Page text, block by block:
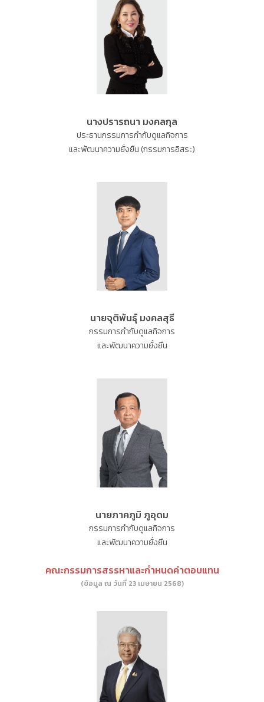
นางปรารถนา มงคลกุล
ประธานกรรมการกำกับดูแลกิจการ
และพัฒนาความยั่งยืน (กรรมการอิสระ)
นายจุติพันธุ์ มงคลสุธี
กรรมการกำกับดูแลกิจการ
และพัฒนาความยั่งยืน
นายภาคภูมิ ภูอุดม
กรรมการกำกับดูแลกิจการ
และพัฒนาความยั่งยืน
คณะกรรมการสรรหาและกำหนดค่าตอบแทน
(ข้อมูล ณ วันที่ 23 เมษายน 2568)